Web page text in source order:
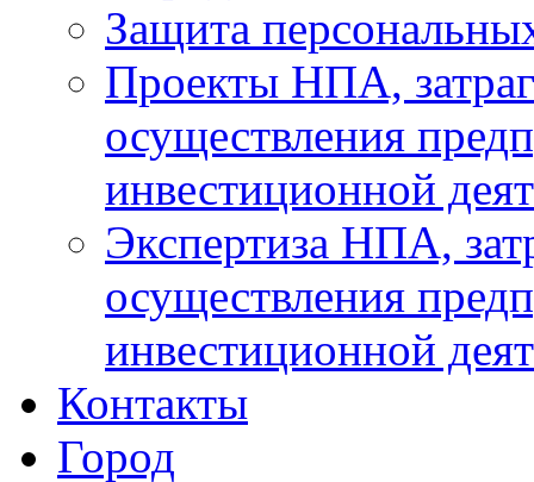
Защита
Проекты НПА,
осуществления
инвестиционной
Экспертиза НПА,
осуществления
инвестиционной
Контакты
Город